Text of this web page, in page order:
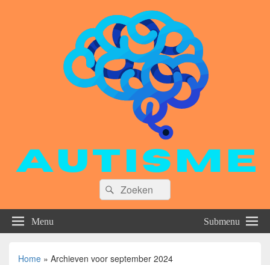
Zoeken
naar:
Zoeken
Menu Submenu
Home » Archieven voor september 2024